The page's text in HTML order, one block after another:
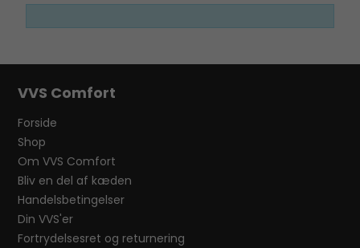
VVS Comfort
Forside
Shop
Om VVS Comfort
Bliv en del af kæden
Handelsbetingelser
Din VVS'er
Fortrydelsesret og returnering